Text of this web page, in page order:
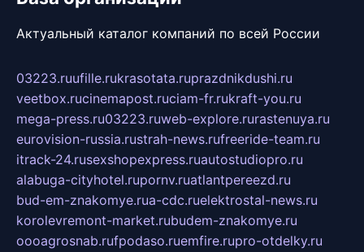
Актуальный каталог компаний по всей России
03223.ruufille.rukrasotata.ruprazdnikdushi.ru
veetbox.rucinemapost.ruciam-fr.rukraft-you.ru
mega-press.ru03223.ruweb-explore.rurastenuya.ru
eurovision-russia.rustrah-news.rufreeride-team.ru
itrack-24.rusexshopexpress.ruautostudiopro.ru
alabuga-cityhotel.rupornv.ruatlantpereezd.ru
bud-em-znakomye.rua-cdc.ruelektrostal-news.ru
korolevremont-market.rubudem-znakomye.ru
oooagrosnab.rufpodaso.ruemfire.rupro-otdelky.ru